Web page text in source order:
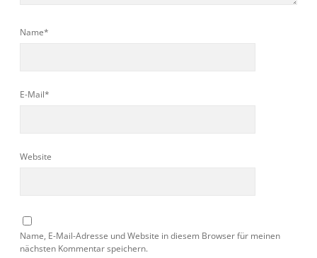
Name*
E-Mail*
Website
Name, E-Mail-Adresse und Website in diesem Browser für meinen
nächsten Kommentar speichern.